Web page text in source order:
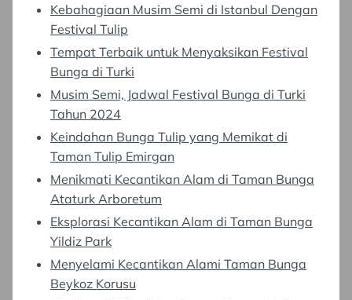
Kebahagiaan Musim Semi di Istanbul Dengan
Festival Tulip
Tempat Terbaik untuk Menyaksikan Festival
Bunga di Turki
Musim Semi, Jadwal Festival Bunga di Turki
Tahun 2024
Keindahan Bunga Tulip yang Memikat di
Taman Tulip Emirgan
Menikmati Kecantikan Alam di Taman Bunga
Ataturk Arboretum
Eksplorasi Kecantikan Alam di Taman Bunga
Yildiz Park
Menyelami Kecantikan Alami Taman Bunga
Beykoz Korusu